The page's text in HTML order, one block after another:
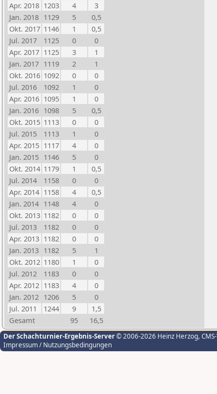
Apr. 2018 1203 4
3
Jan. 2018 1129 5
0,5
Okt. 2017 1146 1
0,5
Jul. 2017
1125 0
0
Apr. 2017 1125 3
1
Jan. 2017 1119 2
1
Okt. 2016 1092 0
0
Jul. 2016
1092 1
0
Apr. 2016 1095 1
0
Jan. 2016 1098 5
0,5
Okt. 2015 1113 0
0
Jul. 2015
1113 1
0
Apr. 2015 1117 4
0
Jan. 2015 1146 5
0
Okt. 2014 1179 1
0,5
Jul. 2014
1158 0
0
Apr. 2014 1158 4
0,5
Jan. 2014 1148 4
0
Okt. 2013 1182 0
0
Jul. 2013
1182 0
0
Apr. 2013 1182 0
0
Jan. 2013 1182 5
1
Okt. 2012 1180 1
0
Jul. 2012
1183 0
0
Apr. 2012 1183 4
0
Jan. 2012 1206 5
0
Jul. 2011
1244 9
1,5
Gesamt
95 16,5
Der Schachturnier-Ergebnis-Server© 2006-2026 Heinz Herzog,
Impressum / Nutzungsbedingungen